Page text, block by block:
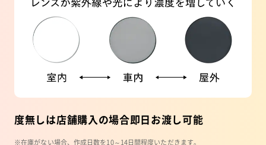
度無しは店舗購入の場合即日お渡し可能
※在庫がない場合、作成日数を10～14日間程度いただきます。